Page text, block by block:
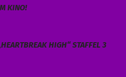
KINO!
HIGH“ STAFFEL 3